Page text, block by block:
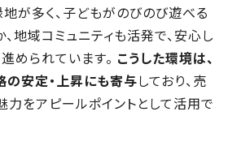
が多く、子どもがのびのび遊べる
地域コミュニティも活発で、安心し
められています。 こうした環境は、
安定・上昇にも寄与しており、売
をアピールポイントとして活用で